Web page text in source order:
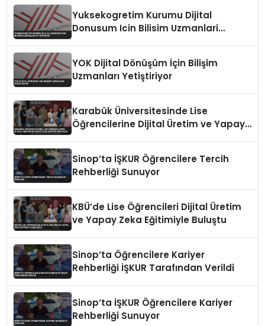
Yuksekogretim Kurumu Dijital
Donusum Icin Bilisim Uzmanlari
YOK Dijital Dönüşüm İçin Bilişim
Uzmanları Yetiştiriyor
Karabük Üniversitesinde Lise
Öğrencilerine Dijital Üretim ve Yapay
Sinop’ta İŞKUR Öğrencilere Tercih
Rehberliği Sunuyor
KBÜ’de Lise Öğrencileri Dijital Üretim
ve Yapay Zeka Eğitimiyle Buluştu
Sinop’ta Öğrencilere Kariyer
Rehberliği İŞKUR Tarafından Verildi
Sinop’ta İŞKUR Öğrencilere Kariyer
Rehberliği Sunuyor